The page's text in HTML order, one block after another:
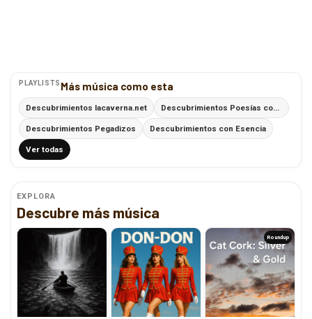
PLAYLISTS Más música como esta
Descubrimientos lacaverna.net
Descubrimientos Pegadizos Descubrimientos con Esencia
Ver todas
EXPLORA
Descubre más música
Roundup